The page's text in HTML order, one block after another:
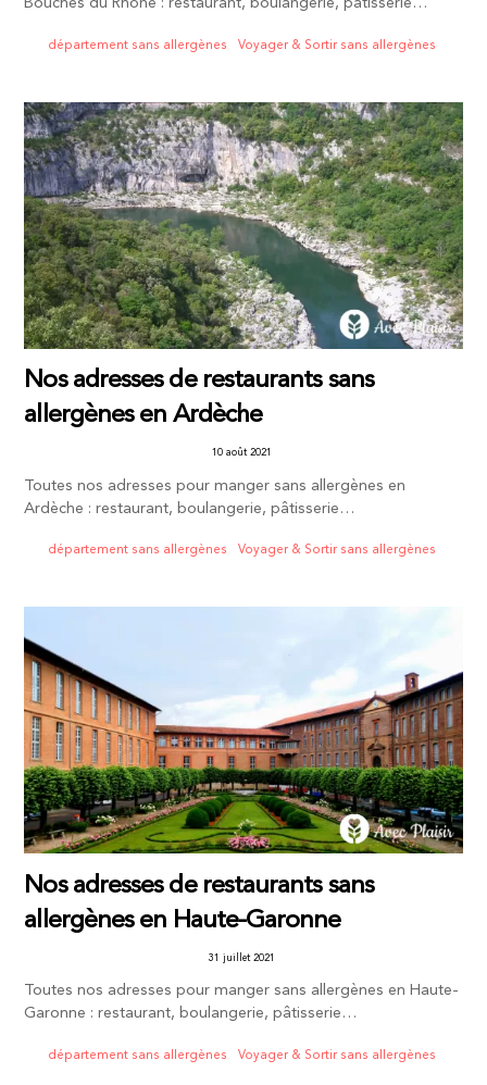
Bouches du Rhône : restaurant, boulangerie, pâtisserie…
département sans allergènes Voyager & Sortir sans allergènes
Nos adresses de restaurants sans
allergènes en Ardèche
10 août 2021
Toutes nos adresses pour manger sans allergènes en
Ardèche : restaurant, boulangerie, pâtisserie…
département sans allergènes Voyager & Sortir sans allergènes
Nos adresses de restaurants sans
allergènes en Haute-Garonne
31 juillet 2021
Toutes nos adresses pour manger sans allergènes en Haute-
Garonne : restaurant, boulangerie, pâtisserie…
département sans allergènes Voyager & Sortir sans allergènes